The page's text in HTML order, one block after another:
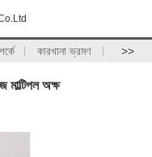
কারখানা ভ্রমণ >>
অক্ষ